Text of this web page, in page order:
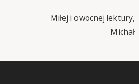
Miłej i owocnej lektury,
Michał